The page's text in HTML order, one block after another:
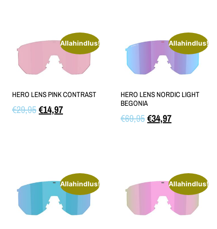
Allahindlus!
HERO LENS PINK CONTRAST
€29,95€14,97
Allahindlus!
HERO LENS NORDIC LIGHT
BEGONIA
€69,95€34,97
Allahindlus! Allahindlus!